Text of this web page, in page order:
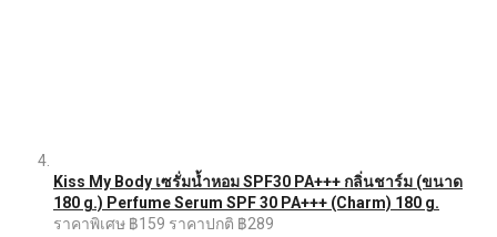
Kiss My Body เซรั่มน้ำหอม SPF30 PA+++ กลิ่นชาร์ม (ขนาด
180 g.) Perfume Serum SPF 30 PA+++ (Charm) 180 g.
ราคาพิเศษ ฿159 ราคาปกติ ฿289